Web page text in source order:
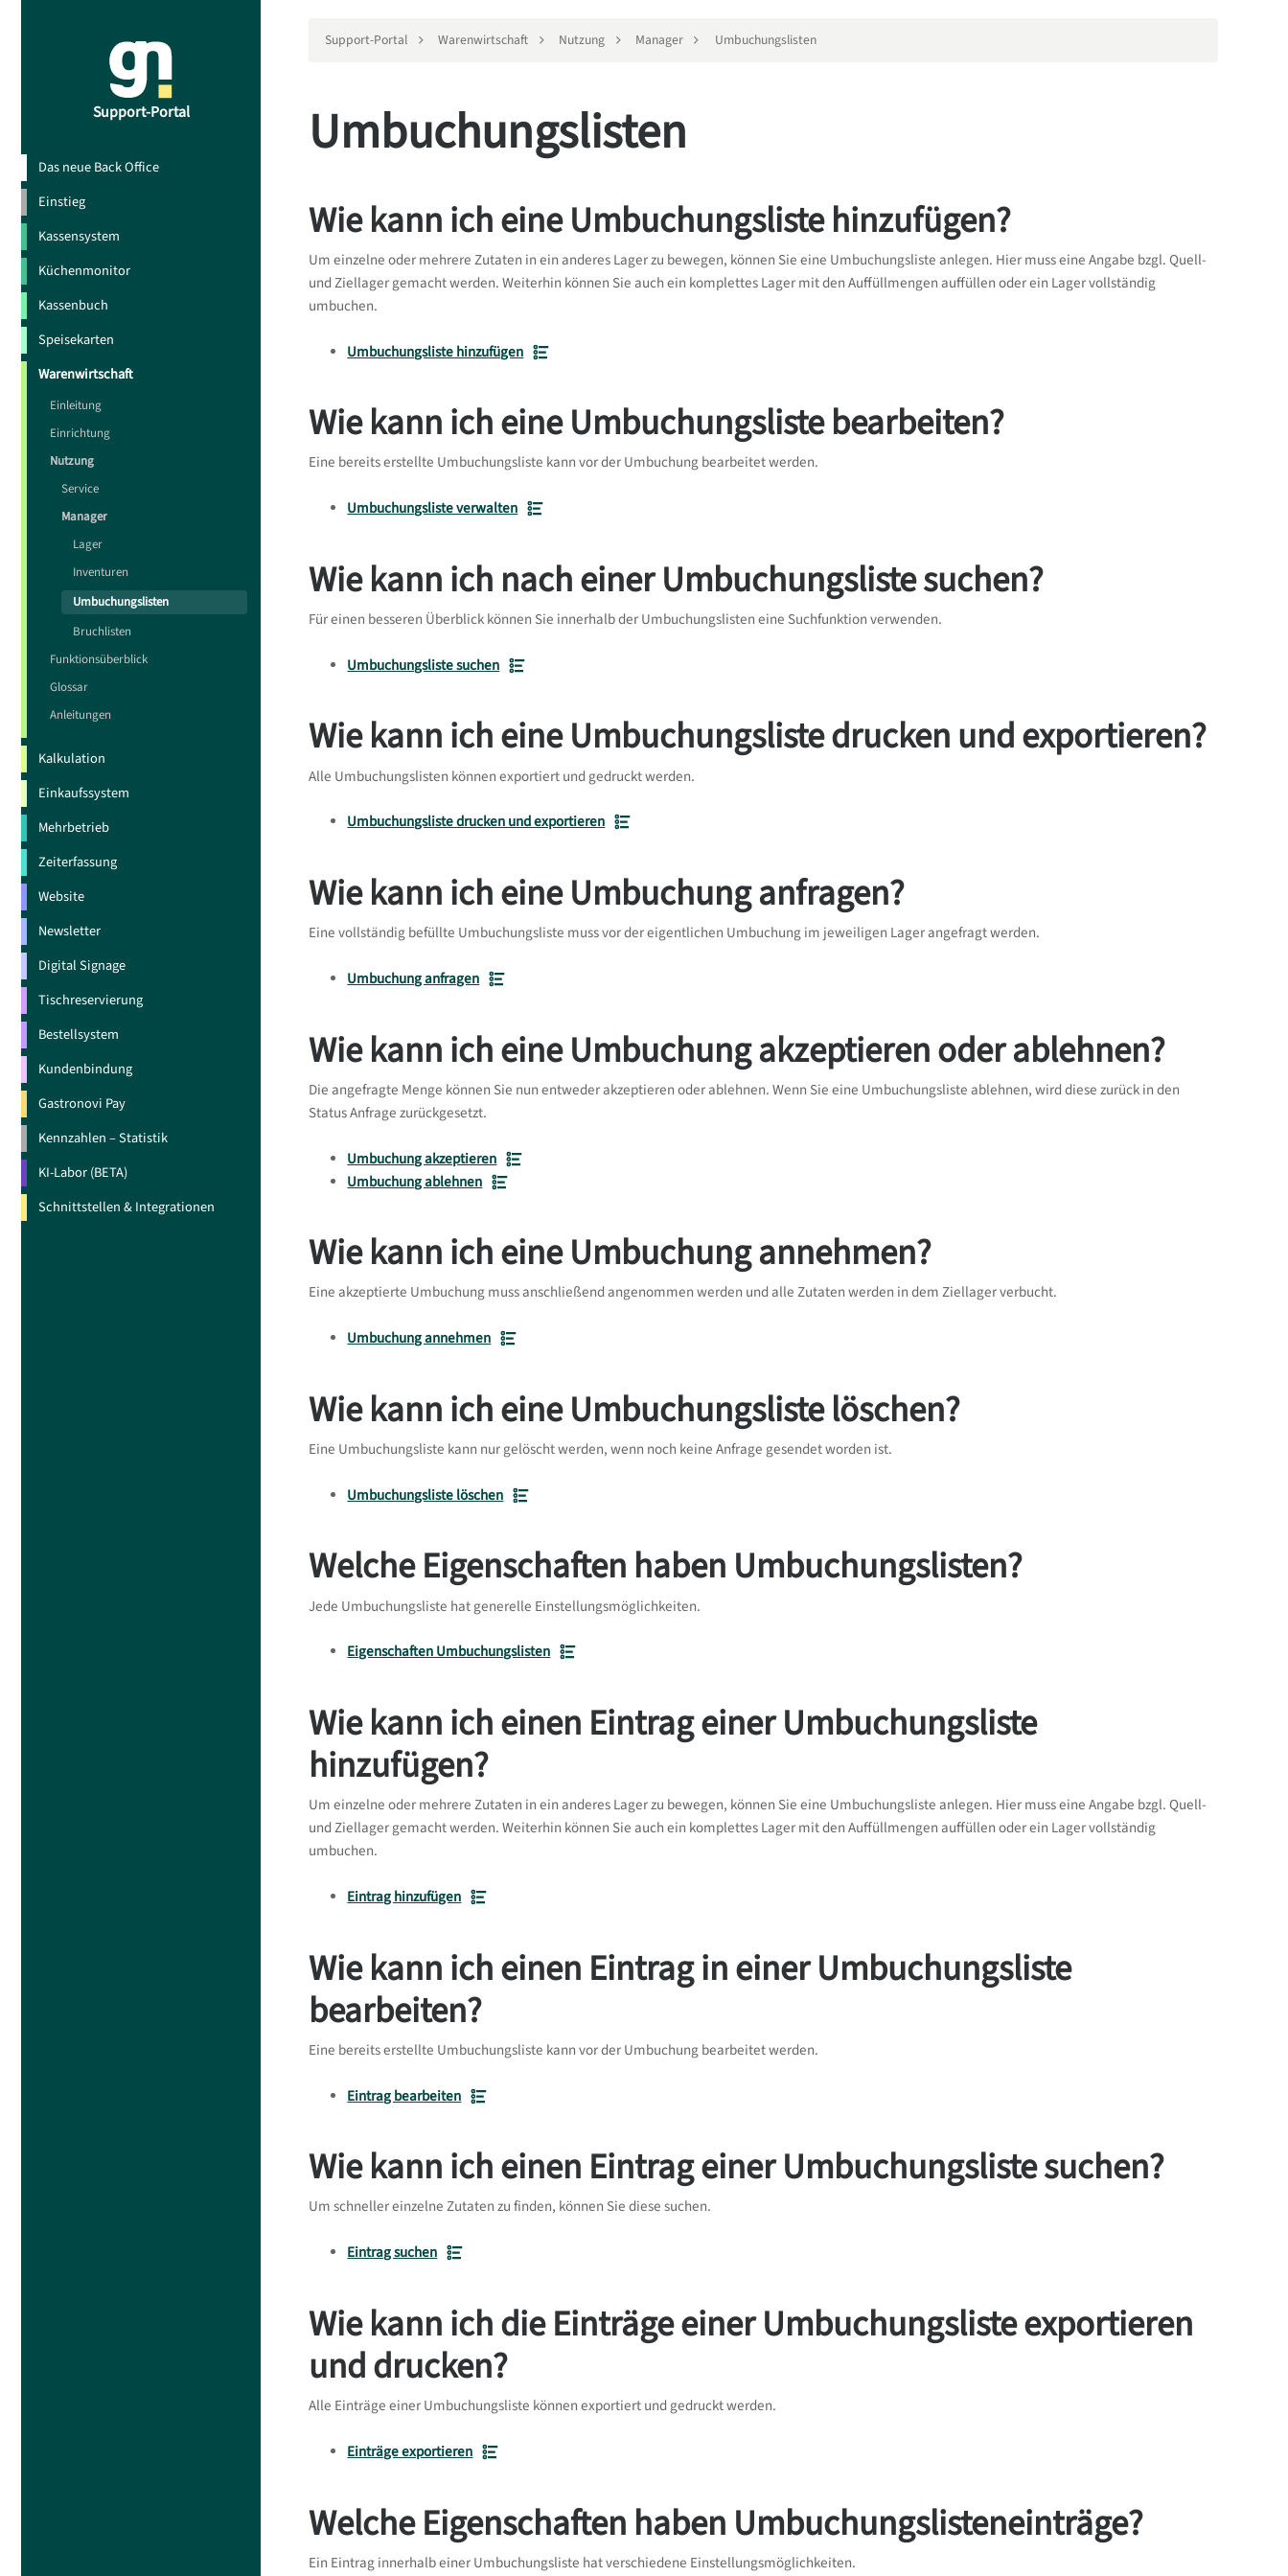
Support-Portal
Das neue Back Office
Einstieg
Kassensystem
Küchenmonitor
Kassenbuch
Speisekarten
Warenwirtschaft
Einleitung
Einrichtung
Nutzung
Service
Manager
Lager
Inventuren
Umbuchungslisten
Bruchlisten
Funktionsüberblick
Glossar
Anleitungen
Kalkulation
Einkaufssystem
Mehrbetrieb
Zeiterfassung
Website
Newsletter
Digital Signage
Tischreservierung
Bestellsystem
Kundenbindung
Gastronovi Pay
Kennzahlen – Statistik
KI-Labor (BETA)
Schnittstellen & Integrationen
Support-Portal Warenwirtschaft Nutzung Manager Umbuchungslisten
Umbuchungslisten
Wie kann ich eine Umbuchungsliste hinzufügen?
Um einzelne oder mehrere Zutaten in ein anderes Lager zu bewegen, können Sie eine Umbuchungsliste anlegen. Hier muss eine Angabe bzgl. Quell-
und Ziellager gemacht werden. Weiterhin können Sie auch ein komplettes Lager mit den Auffüllmengen auffüllen oder ein Lager vollständig
umbuchen.
Umbuchungsliste hinzufügen
Wie kann ich eine Umbuchungsliste bearbeiten?
Eine bereits erstellte Umbuchungsliste kann vor der Umbuchung bearbeitet werden.
Umbuchungsliste verwalten
Wie kann ich nach einer Umbuchungsliste suchen?
Für einen besseren Überblick können Sie innerhalb der Umbuchungslisten eine Suchfunktion verwenden.
Umbuchungsliste suchen
Wie kann ich eine Umbuchungsliste drucken und exportieren?
Alle Umbuchungslisten können exportiert und gedruckt werden.
Umbuchungsliste drucken und exportieren
Wie kann ich eine Umbuchung anfragen?
Eine vollständig befüllte Umbuchungsliste muss vor der eigentlichen Umbuchung im jeweiligen Lager angefragt werden.
Umbuchung anfragen
Wie kann ich eine Umbuchung akzeptieren oder ablehnen?
Die angefragte Menge können Sie nun entweder akzeptieren oder ablehnen. Wenn Sie eine Umbuchungsliste ablehnen, wird diese zurück in den
Status Anfrage zurückgesetzt.
Umbuchung akzeptieren
Umbuchung ablehnen
Wie kann ich eine Umbuchung annehmen?
Eine akzeptierte Umbuchung muss anschließend angenommen werden und alle Zutaten werden in dem Ziellager verbucht.
Umbuchung annehmen
Wie kann ich eine Umbuchungsliste löschen?
Eine Umbuchungsliste kann nur gelöscht werden, wenn noch keine Anfrage gesendet worden ist.
Umbuchungsliste löschen
Welche Eigenschaften haben Umbuchungslisten?
Jede Umbuchungsliste hat generelle Einstellungsmöglichkeiten.
Eigenschaften Umbuchungslisten
Wie kann ich einen Eintrag einer Umbuchungsliste
hinzufügen?
Um einzelne oder mehrere Zutaten in ein anderes Lager zu bewegen, können Sie eine Umbuchungsliste anlegen. Hier muss eine Angabe bzgl. Quell-
und Ziellager gemacht werden. Weiterhin können Sie auch ein komplettes Lager mit den Auffüllmengen auffüllen oder ein Lager vollständig
umbuchen.
Eintrag hinzufügen
Wie kann ich einen Eintrag in einer Umbuchungsliste
bearbeiten?
Eine bereits erstellte Umbuchungsliste kann vor der Umbuchung bearbeitet werden.
Eintrag bearbeiten
Wie kann ich einen Eintrag einer Umbuchungsliste suchen?
Um schneller einzelne Zutaten zu finden, können Sie diese suchen.
Eintrag suchen
Wie kann ich die Einträge einer Umbuchungsliste exportieren
und drucken?
Alle Einträge einer Umbuchungsliste können exportiert und gedruckt werden.
Einträge exportieren
Welche Eigenschaften haben Umbuchungslisteneinträge?
Ein Eintrag innerhalb einer Umbuchungsliste hat verschiedene Einstellungsmöglichkeiten.